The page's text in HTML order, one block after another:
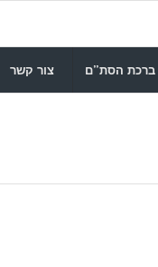
צור קשר ברכת הסת”ם